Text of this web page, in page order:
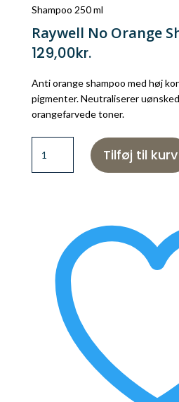
Shampoo 250 ml
Raywell No Orange
129,00kr.
Anti orange shampoo med høj
pigmenter. Neutraliserer
orangefarvede toner.
No
Orange
Tilføj til kurv